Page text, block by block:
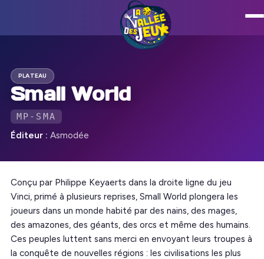
PLATEAU
Small World
MP-SMA
Éditeur : Asmodée
Conçu par Philippe Keyaerts dans la droite ligne du jeu
Vinci, primé à plusieurs reprises, Small World plongera les
joueurs dans un monde habité par des nains, des mages,
des amazones, des géants, des orcs et même des humains.
Ces peuples luttent sans merci en envoyant leurs troupes à
la conquête de nouvelles régions : les civilisations les plus